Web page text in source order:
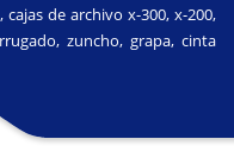
de archivo x-300, x-200,
zuncho, grapa, cinta